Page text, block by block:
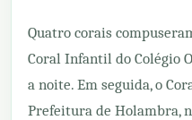
Quatro corais
Coral Infantil do Colégio
a noite. Em seguida, o
Prefeitura de Holambra,